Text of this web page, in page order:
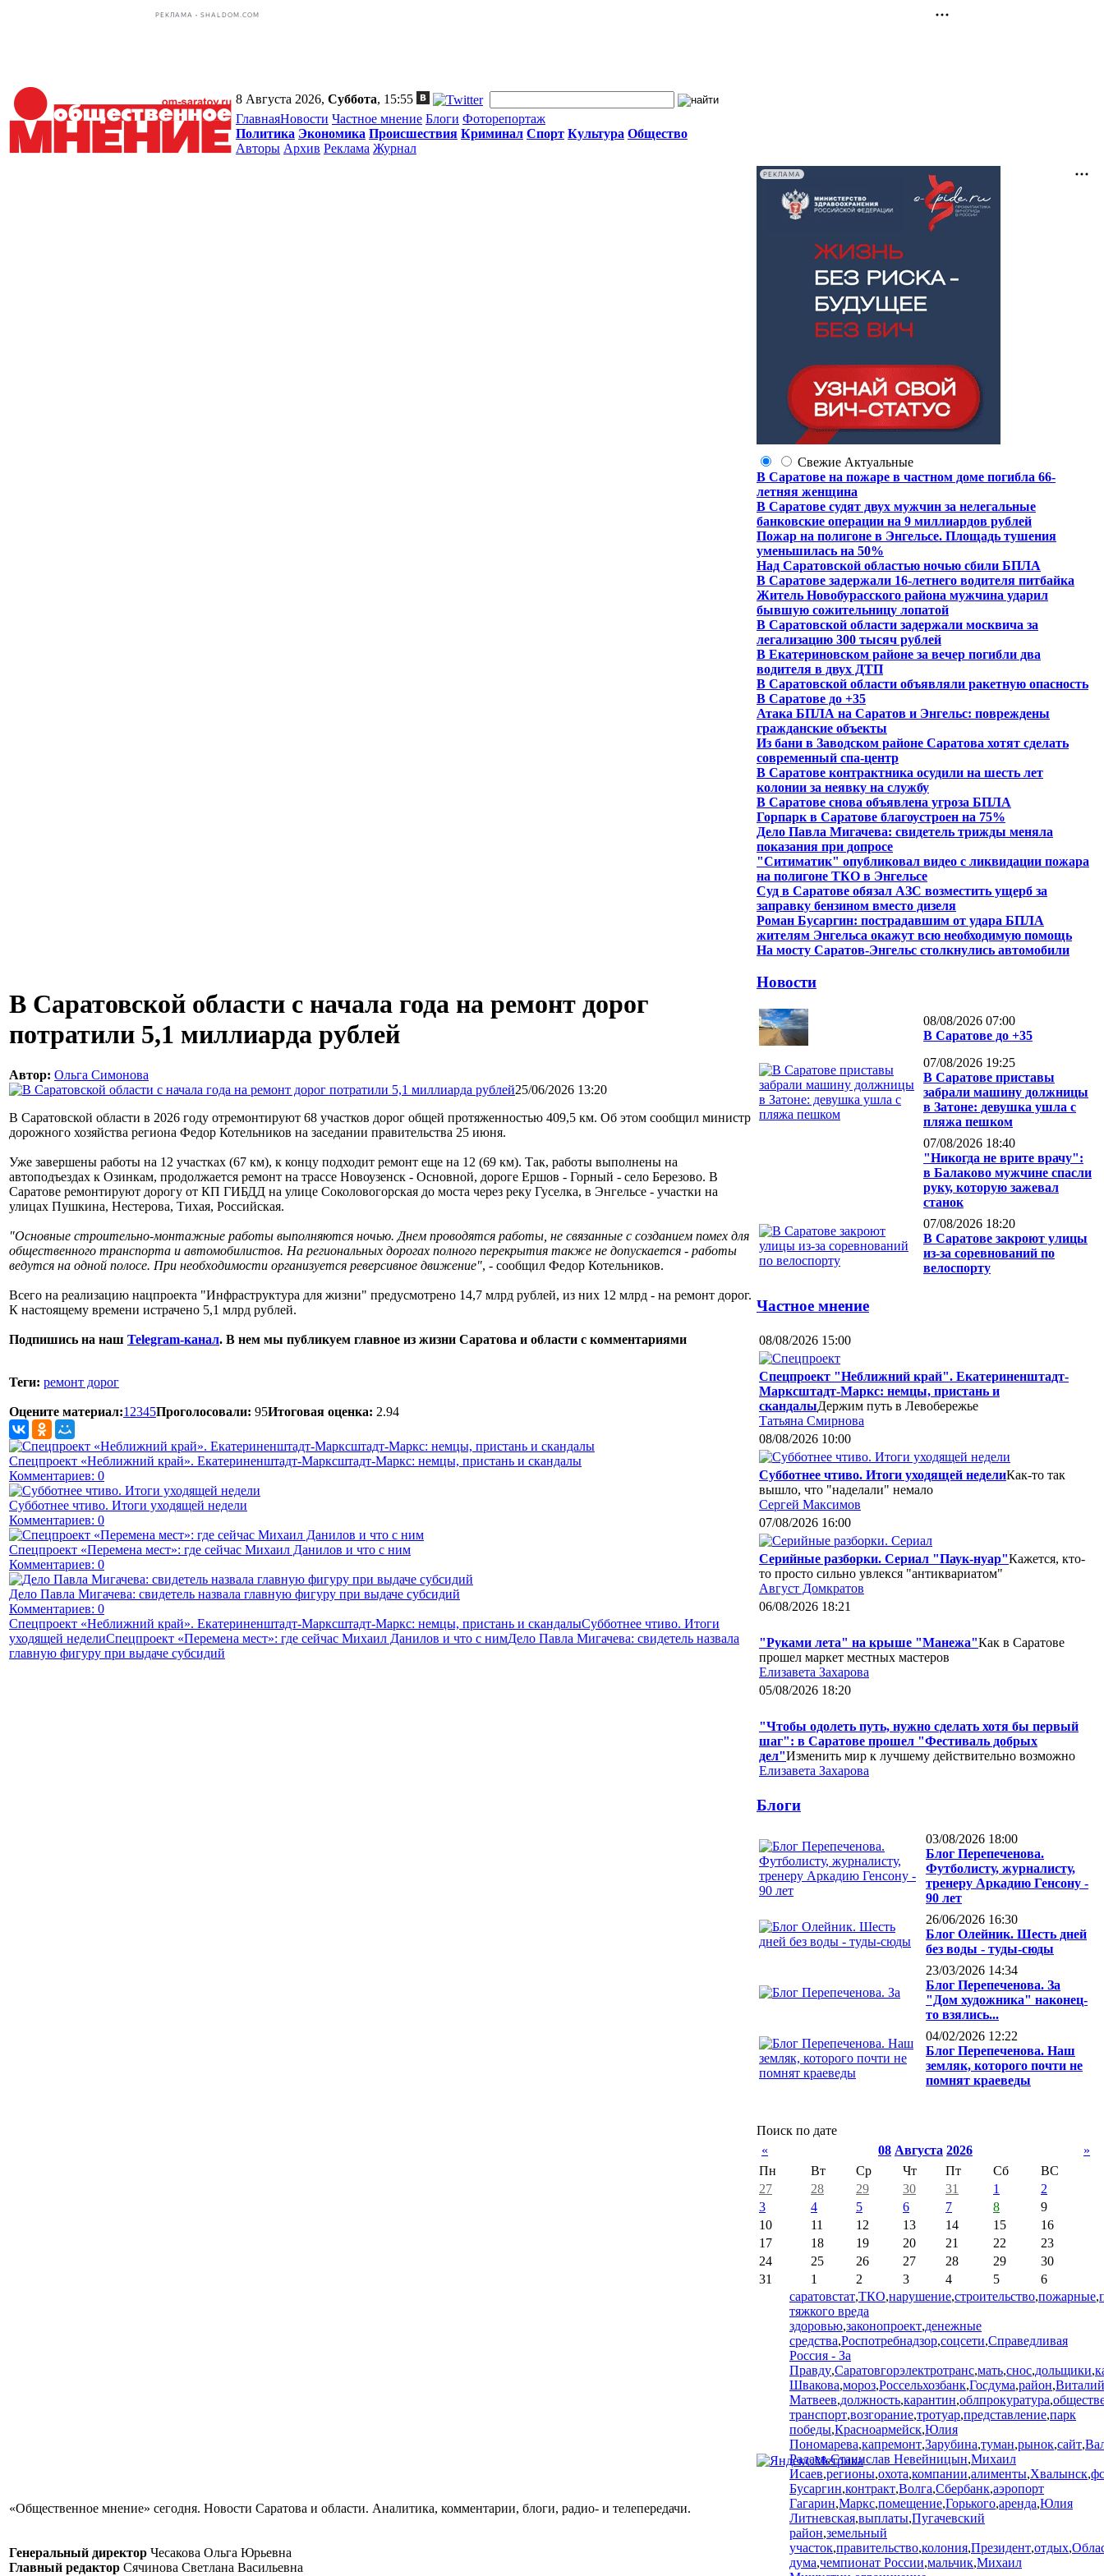
РЕКЛАМА • SHALDOM.COM
8 Августа 2026, Суббота, 15:55
ГлавнаяНовости Частное мнение Блоги Фоторепортаж
Политика Экономика Происшествия Криминал Спорт Культура Общество
Авторы Архив Реклама Журнал
В Саратовской области с начала года на ремонт дорог
потратили 5,1 миллиарда рублей
Автор: Ольга Симонова
25/06/2026 13:20
В Саратовской области в 2026 году отремонтируют 68 участков дорог общей протяженностью 409,5 км. Об этом сообщил министр
дорожного хозяйства региона Федор Котельников на заседании правительства 25 июня.
Уже завершены работы на 12 участках (67 км), к концу подходит ремонт еще на 12 (69 км). Так, работы выполнены на
автоподъездах к Озинкам, продолжается ремонт на трассе Новоузенск - Основной, дороге Ершов - Горный - село Березово. В
Саратове ремонтируют дорогу от КП ГИБДД на улице Соколовогорская до моста через реку Гуселка, в Энгельсе - участки на
улицах Пушкина, Нестерова, Тихая, Российская.
"Основные строительно-монтажные работы выполняются ночью. Днем проводятся работы, не связанные с созданием помех для
общественного транспорта и автомобилистов. На региональных дорогах полного перекрытия также не допускается - работы
ведутся на одной полосе. При необходимости организуется реверсивное движение", - сообщил Федор Котельников.
Всего на реализацию нацпроекта "Инфраструктура для жизни" предусмотрено 14,7 млрд рублей, из них 12 млрд - на ремонт дорог.
К настоящему времени истрачено 5,1 млрд рублей.
Подпишись на наш Telegram-канал. В нем мы публикуем главное из жизни Саратова и области с комментариями
Теги: ремонт дорог
Оцените материал:1 2345Проголосовали: 95Итоговая оценка: 2.94
Спецпроект «Неближний край». Екатериненштадт-Марксштадт-Маркс: немцы, пристань и скандалы
Комментариев: 0
Субботнее чтиво. Итоги уходящей недели
Комментариев: 0
Спецпроект «Перемена мест»: где сейчас Михаил Данилов и что с ним
Комментариев: 0
Дело Павла Мигачева: свидетель назвала главную фигуру при выдаче субсидий
Комментариев: 0
Спецпроект «Неближний край». Екатериненштадт-Марксштадт-Маркс: немцы, пристань и скандалыСубботнее чтиво. Итоги
уходящей неделиСпецпроект «Перемена мест»: где сейчас Михаил Данилов и что с нимДело Павла Мигачева: свидетель назвала
главную фигуру при выдаче субсидий
РЕКЛАМА
Свежие Актуальные
В Саратове на пожаре в частном доме погибла 66-
летняя женщина
В Саратове судят двух мужчин за нелегальные
банковские операции на 9 миллиардов рублей
Пожар на полигоне в Энгельсе. Площадь тушения
уменьшилась на 50%
Над Саратовской областью ночью сбили БПЛА
В Саратове задержали 16-летнего водителя питбайка
Житель Новобурасского района мужчина ударил
бывшую сожительницу лопатой
В Саратовской области задержали москвича за
легализацию 300 тысяч рублей
В Екатериновском районе за вечер погибли два
водителя в двух ДТП
В Саратовской области объявляли ракетную опасность
В Саратове до +35
Атака БПЛА на Саратов и Энгельс: повреждены
гражданские объекты
Из бани в Заводском районе Саратова хотят сделать
современный спа-центр
В Саратове контрактника осудили на шесть лет
колонии за неявку на службу
В Саратове снова объявлена угроза БПЛА
Горпарк в Саратове благоустроен на 75%
Дело Павла Мигачева: свидетель трижды меняла
показания при допросе
"Ситиматик" опубликовал видео с ликвидации пожара
на полигоне ТКО в Энгельсе
Суд в Саратове обязал АЗС возместить ущерб за
заправку бензином вместо дизеля
Роман Бусаргин: пострадавшим от удара БПЛА
жителям Энгельса окажут всю необходимую помощь
На мосту Саратов-Энгельс столкнулись автомобили
Новости
08/08/2026 07:00
В Саратове до +35
07/08/2026 19:25
В Саратове приставы
забрали машину должницы
в Затоне: девушка ушла с
пляжа пешком
07/08/2026 18:40
"Никогда не врите врачу":
в Балаково мужчине спасли
руку, которую зажевал
станок
07/08/2026 18:20
В Саратове закроют улицы
из-за соревнований по
велоспорту
Частное мнение
08/08/2026 15:00
Спецпроект "Неближний край". Екатериненштадт-
Марксштадт-Маркс: немцы, пристань и
скандалыДержим путь в Левобережье
Татьяна Смирнова
08/08/2026 10:00
Субботнее чтиво. Итоги уходящей неделиКак-то так
вышло, что "наделали" немало
Сергей Максимов
07/08/2026 16:00
Серийные разборки. Сериал "Паук-нуар"Кажется, кто-
то просто сильно увлекся "антиквариатом"
Август Домкратов
06/08/2026 18:21
"Руками лета" на крыше "Манежа"Как в Саратове
прошел маркет местных мастеров
Елизавета Захарова
05/08/2026 18:20
"Чтобы одолеть путь, нужно сделать хотя бы первый
шаг": в Саратове прошел "Фестиваль добрых
дел"Изменить мир к лучшему действительно возможно
Елизавета Захарова
Блоги
03/08/2026 18:00
Блог Перепеченова.
Футболисту, журналисту,
тренеру Аркадию Генсону -
90 лет
26/06/2026 16:30
Блог Олейник. Шесть дней
без воды - туды-сюды
23/03/2026 14:34
Блог Перепеченова. За
"Дом художника" наконец-
то взялись...
04/02/2026 12:22
Блог Перепеченова. Наш
земляк, которого почти не
помнят краеведы
Поиск по дате
«
08 Августа 2026
»
Пн
Вт Ср Чт Пт Сб
ВС
27
28 29 30 31 1
2
3
4 5 6 7 8
9
10
11 12 13 14 15
16
17
18 19 20 21 22
23
24
25 26 27 28 29
30
31
1 2 3 4 5
6
саратовстат,ТКО,нарушение,строительство,пожарные,
тяжкого вреда
здоровью,законопроект,денежные
средства,Роспотребнадзор,соцсети,Справедливая
Россия - За
Правду,Саратовгорэлектротранс,мать,снос,дольщики,
Швакова,мороз,Россельхозбанк,Госдума,район,Виталий
Матвеев,должность,карантин,облпрокуратура,
транспорт,возгорание,тротуар,представление,парк
победы,Красноармейск,Юлия
Пономарева,капремонт,Зарубина,туман,рынок,сайт,
Радаев,Станислав Невейницын,Михаил
Исаев,регионы,охота,компании,алименты,Хвалынск,
Бусаргин,контракт,Волга,Сбербанк,аэропорт
Гагарин,Маркс,помещение,Горького,аренда,Юлия
Литневская,выплаты,Пугачевский
район,земельный
участок,правительство,колония,Президент,отдых,
дума,чемпионат России,мальчик,Михаил
«Общественное мнение» сегодня. Новости Саратова и области. Аналитика, комментарии, блоги, радио- и телепередачи.
Генеральный директор Чесакова Ольга Юрьевна
Главный редактор Сячинова Светлана Васильевна